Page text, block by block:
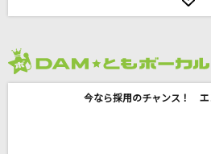
My Boo
今なら採用のチャンス！ エ